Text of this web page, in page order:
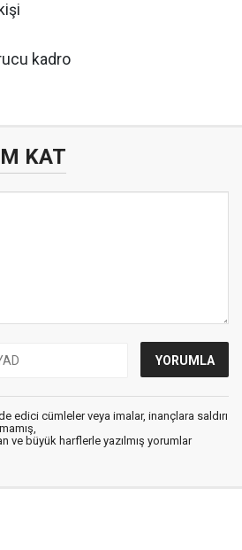
kadro
KAT
edici cümleler veya imalar, inançlara saldırı
ve büyük harflerle yazılmış yorumlar